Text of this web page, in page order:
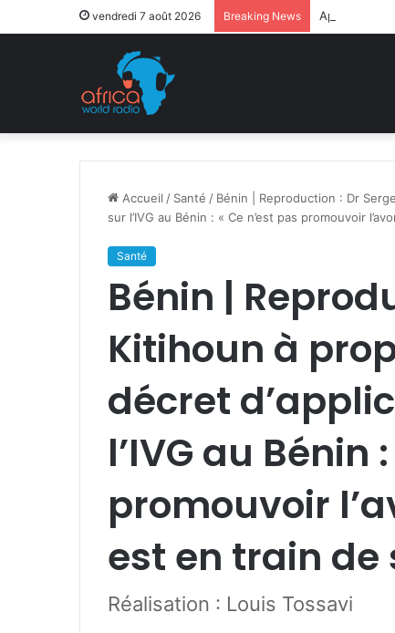
vendredi 7 août 2026 Breaking News Après la
Accueil / Santé / Bénin | Reproduction : Dr
sur l’IVG au Bénin : « Ce n’est pas promouvoir
Santé
Bénin |
Kitihoun à
décret
l’IVG au Bénin
promouvoir
est en train de
Réalisation : Louis Tossavi